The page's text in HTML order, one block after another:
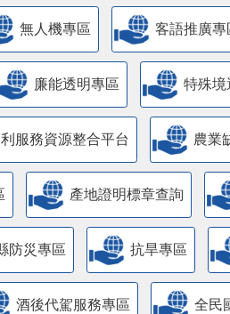
無人機專區 客語推廣專
廉能透明專區 特殊境
服務資源整合平台 農業
產地證明標章查詢
防災專區 抗旱專區
酒後代駕服務專區 全民